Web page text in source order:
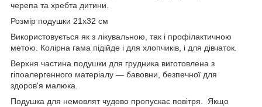
черепа та хребта дитини.
Розмір подушки 21х32 см
Використовується як з лікувальною, так і профілактичною
метою. Колірна гама підійде і для хлопчиків, і для дівчаток.
Верхня частина подушки для грудника виготовлена з
гіпоалергенного матеріалу — бавовни, безпечної для
здоров'я малюка.
Подушка для немовлят чудово пропускає повітря. Якщо